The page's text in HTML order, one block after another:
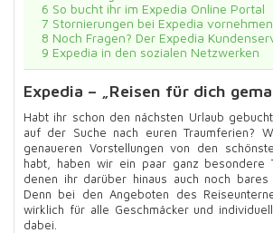
6 So bucht ihr im Expedia Online Portal
7 Stornierungen bei Expedia vornehmen
8 Noch Fragen? Der Expedia
9 Expedia in den sozialen Netzwerken
Expedia – „Reisen für dich
Habt ihr schon den nächsten Urlaub
auf der Suche nach euren Traumferien?
genaueren Vorstellungen von den
habt, haben wir ein paar ganz besondere
denen ihr darüber hinaus auch noch bares
Denn bei den Angeboten des
wirklich für alle Geschmäcker und
dabei.